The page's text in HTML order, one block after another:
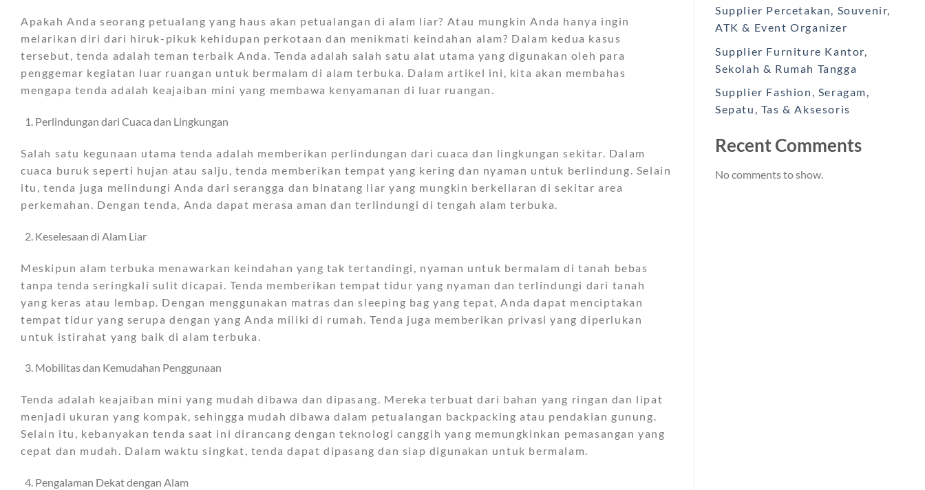
Apakah Anda seorang petualang yang haus akan petualangan di alam liar? Atau mungkin Anda hanya ingin
melarikan diri dari hiruk-pikuk kehidupan perkotaan dan menikmati keindahan alam? Dalam kedua kasus
tersebut, tenda adalah teman terbaik Anda. Tenda adalah salah satu alat utama yang digunakan oleh para
penggemar kegiatan luar ruangan untuk bermalam di alam terbuka. Dalam artikel ini, kita akan membahas
mengapa tenda adalah keajaiban mini yang membawa kenyamanan di luar ruangan.
Perlindungan dari Cuaca dan Lingkungan
Salah satu kegunaan utama tenda adalah memberikan perlindungan dari cuaca dan lingkungan sekitar. Dalam
cuaca buruk seperti hujan atau salju, tenda memberikan tempat yang kering dan nyaman untuk berlindung. Selain
itu, tenda juga melindungi Anda dari serangga dan binatang liar yang mungkin berkeliaran di sekitar area
perkemahan. Dengan tenda, Anda dapat merasa aman dan terlindungi di tengah alam terbuka.
Keselesaan di Alam Liar
Meskipun alam terbuka menawarkan keindahan yang tak tertandingi, nyaman untuk bermalam di tanah bebas
tanpa tenda seringkali sulit dicapai. Tenda memberikan tempat tidur yang nyaman dan terlindungi dari tanah
yang keras atau lembap. Dengan menggunakan matras dan sleeping bag yang tepat, Anda dapat menciptakan
tempat tidur yang serupa dengan yang Anda miliki di rumah. Tenda juga memberikan privasi yang diperlukan
untuk istirahat yang baik di alam terbuka.
Mobilitas dan Kemudahan Penggunaan
Tenda adalah keajaiban mini yang mudah dibawa dan dipasang. Mereka terbuat dari bahan yang ringan dan lipat
menjadi ukuran yang kompak, sehingga mudah dibawa dalam petualangan backpacking atau pendakian gunung.
Selain itu, kebanyakan tenda saat ini dirancang dengan teknologi canggih yang memungkinkan pemasangan yang
cepat dan mudah. Dalam waktu singkat, tenda dapat dipasang dan siap digunakan untuk bermalam.
Pengalaman Dekat dengan Alam
Supplier Percetakan, Souvenir,
ATK & Event Organizer
Supplier Furniture Kantor,
Sekolah & Rumah Tangga
Supplier Fashion, Seragam,
Sepatu, Tas & Aksesoris
Recent Comments
No comments to show.